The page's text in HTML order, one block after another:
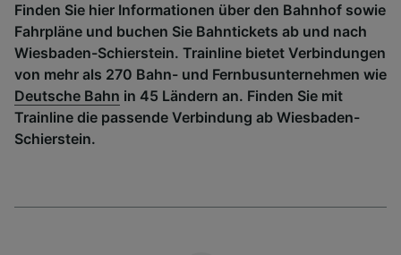
Finden Sie hier Informationen über den Bahnhof sowie
Fahrpläne und buchen Sie Bahntickets ab und nach
Wiesbaden-Schierstein. Trainline bietet Verbindungen
von mehr als 270 Bahn- und Fernbusunternehmen wie
Deutsche Bahn in 45 Ländern an. Finden Sie mit
Trainline die passende Verbindung ab Wiesbaden-
Schierstein.